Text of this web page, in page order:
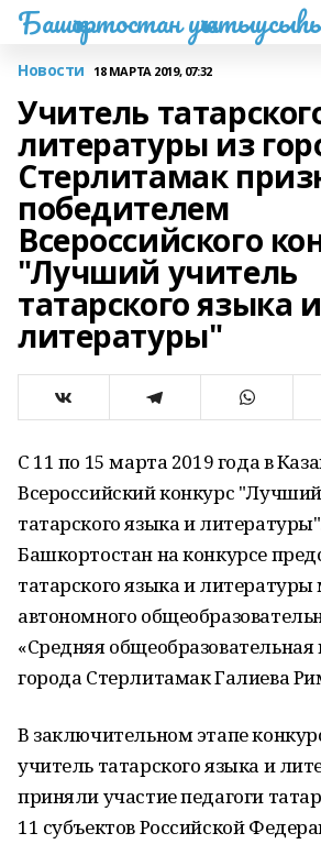
Башҡортостан
Новости 18 МАРТА 2019, 07:32
Учитель
литературы из
Стерлитамак
победителем
Всероссийского
"Лучший учитель
татарского языка и
литературы"
С 11 по 15 марта 2019 года в
Всероссийский конкурс
татарского языка и
Башкортостан на конкурсе
татарского языка и
автономного
«Средняя
города Стерлитамак Галиева
В заключительном этапе
учитель татарского языка и
приняли участие педагоги
11 субъектов Российской